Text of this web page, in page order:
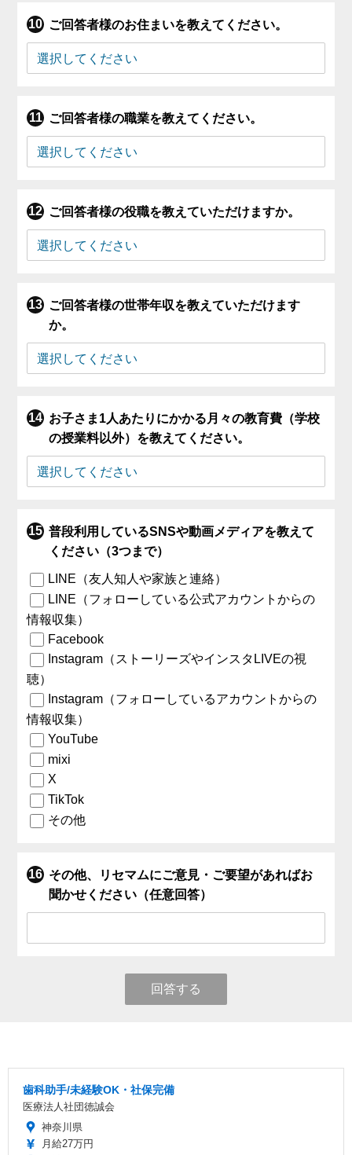
ご回答者様のお住まいを教えてください。
ご回答者様の職業を教えてください。
ご回答者様の役職を教えていただけますか。
ご回答者様の世帯年収を教えていただけます
か。
お子さま1人あたりにかかる月々の教育費（学校
の授業料以外）を教えてください。
普段利用しているSNSや動画メディアを教えて
ください（3つまで）
LINE（友人知人や家族と連絡）
LINE（フォローしている公式アカウントからの
情報収集）
Facebook
Instagram（ストーリーズやインスタLIVEの視
聴）
Instagram（フォローしているアカウントからの
情報収集）
YouTube
mixi
X
TikTok
その他
その他、リセマムにご意見・ご要望があればお
聞かせください（任意回答）
回答する
歯科助手/未経験OK・社保完備
医療法人社団徳誠会
神奈川県
月給27万円